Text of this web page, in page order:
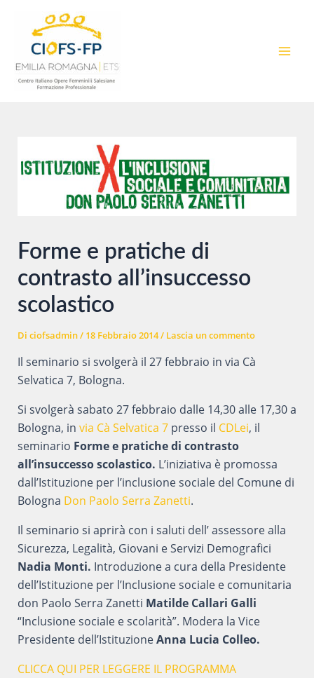
contenuto
Forme e pratiche di
contrasto all’insuccesso
scolastico
Di ciofsadmin/ 18 Febbraio 2014/ Lascia un commento
Il seminario si svolgerà il 27 febbraio in via Cà
Selvatica 7, Bologna.
Si svolgerà sabato 27 febbraio dalle 14,30 alle 17,30 a
Bologna, in via Cà Selvatica 7presso il CDLei, il
seminario Forme e pratiche di contrasto
all’insuccesso scolastico. L’iniziativa è promossa
dall’Istituzione per l’inclusione sociale del Comune di
Bologna Don Paolo Serra Zanetti.
Il seminario si aprirà con i saluti dell’ assessore alla
Sicurezza, Legalità, Giovani e Servizi Demografici
Nadia Monti. Introduzione a cura della Presidente
dell’Istituzione per l’Inclusione sociale e comunitaria
don Paolo Serra Zanetti Matilde Callari Galli
“Inclusione sociale e scolarità”. Modera la Vice
Presidente dell’IstituzioneAnna Lucia Colleo.
CLICCA QUI PER LEGGERE IL PROGRAMMA